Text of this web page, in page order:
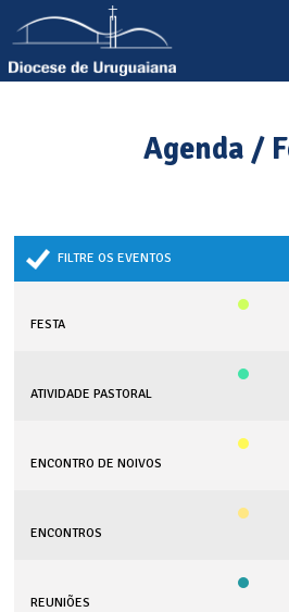
Agenda /
FILTRE OS EVENTOS
FESTA
ATIVIDADE PASTORAL
ENCONTRO DE NOIVOS
ENCONTROS
REUNIÕES